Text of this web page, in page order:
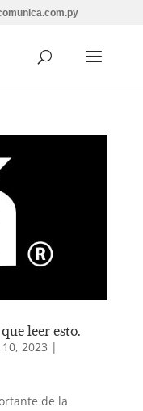
leer esto.
2023 |
de la